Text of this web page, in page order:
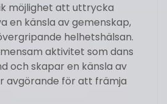
möjlighet att uttrycka
en känsla av gemenskap,
helhetshälsan.
aktivitet som dans
och skapar en känsla av
avgörande för att främja